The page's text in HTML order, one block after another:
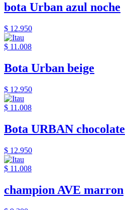
bota Urban azul noche
$ 12.950
$ 11.008
Bota Urban beige
$ 12.950
$ 11.008
Bota URBAN chocolate
$ 12.950
$ 11.008
champion AVE marron